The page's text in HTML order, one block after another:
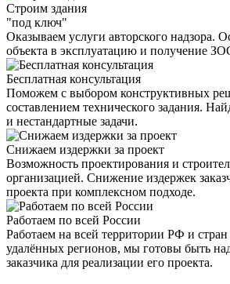
Строим здания
"под ключ"
Оказываем услуги авторского надзора.
объекта в эксплуатацию и получение
Бесплатная консультация
Поможем с выбором конструктивных
составлением технического задания.
и нестандартные задачи.
Снижаем издержки за проект
Возможность проектирования и
организацией. Снижение издержек
проекта при комплексном подходе.
Работаем по всей России
Работаем на всей территории РФ и
удалённых регионов, мы готовы быть
заказчика для реализации его проекта.